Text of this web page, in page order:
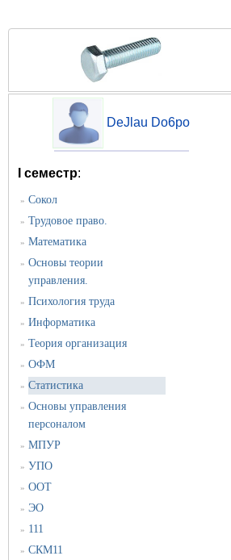
DeJlau Do6po
I семестр:
» Сокол
» Трудовое право.
» Математика
» Основы теории
управления.
» Психология труда
» Информатика
» Теория организация
» ОФМ
» Статистика
» Основы управления
персоналом
» МПУР
» УПО
» ООТ
» ЭО
» 111
» СКМ11